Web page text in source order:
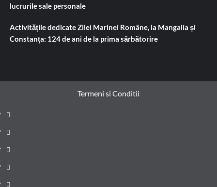
lucrurile sale personale
Activitățile dedicate Zilei Marinei Române, la Mangalia și
Constanța: 124 de ani de la prima sărbătorire
Termeni si Conditii
Prima
pagină
Știri
de
ultima
Administrație
locală
Actualitate
Justiție